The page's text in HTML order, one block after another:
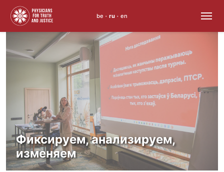
to
content
be • ru • en
Фиксируем, анализируем,
изменяем